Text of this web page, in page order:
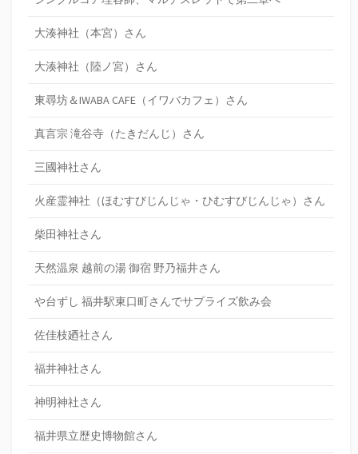
大湊神社（本宮）さん
大湊神社（陸ノ宮）さん
東尋坊＆IWABA CAFE（イワバカフェ）さん
真言宗 滝谷寺（たきだんじ）さん
三國神社さん
火産霊神社（ほむすびじんじゃ・ひむすびじんじゃ）さん
柴田神社さん
天然温泉 越前の湯 御宿 野乃福井さん
や台ずし 福井駅東口町さんでサプライズ飲み会
佐佳枝廼社さん
福井神社さん
神明神社さん
福井県立歴史博物館さん